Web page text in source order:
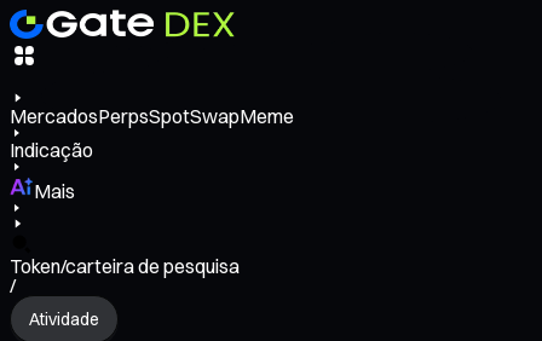
MercadosPerpsSpotSwapMeme
Indicação
Mais
Token/carteira de pesquisa
/
Atividade